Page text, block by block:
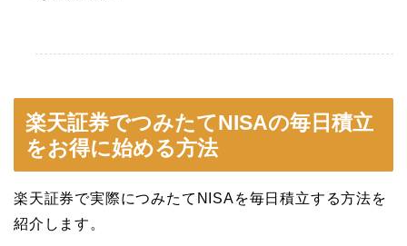
楽天証券でつみたてNISAの毎日積立
をお得に始める方法
楽天証券で実際につみたてNISAを毎日積立する方法を
紹介します。